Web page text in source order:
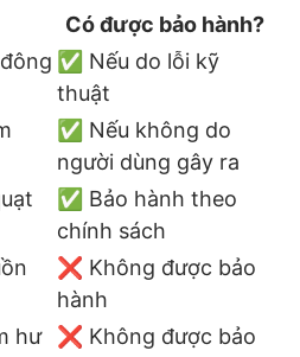
Có được bảo hành?
✅ Nếu do lỗi kỹ
thuật
✅ Nếu không do
người dùng gây ra
✅ Bảo hành theo
chính sách
❌ Không được bảo
hành
hư
❌ Không được bảo